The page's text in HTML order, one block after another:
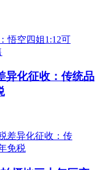
异化征收：传统品